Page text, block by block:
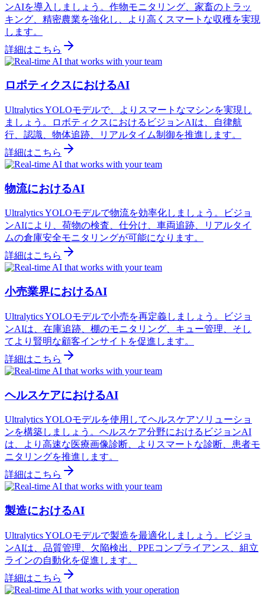
ンAIを導入しましょう。作物モニタリング、家畜のトラッ
キング、精密農業を強化し、より高くスマートな収穫を実現
します。
詳細はこちら
ロボティクスにおけるAI
Ultralytics YOLOモデルで、よりスマートなマシンを実現し
ましょう。ロボティクスにおけるビジョンAIは、自律航
行、認識、物体追跡、リアルタイム制御を推進します。
詳細はこちら
物流におけるAI
Ultralytics YOLOモデルで物流を効率化しましょう。ビジョ
ンAIにより、荷物の検査、仕分け、車両追跡、リアルタイ
ムの倉庫安全モニタリングが可能になります。
詳細はこちら
小売業界におけるAI
Ultralytics YOLOモデルで小売を再定義しましょう。ビジョ
ンAIは、在庫追跡、棚のモニタリング、キュー管理、そし
てより賢明な顧客インサイトを促進します。
詳細はこちら
ヘルスケアにおけるAI
Ultralytics YOLOモデルを使用してヘルスケアソリューショ
ンを構築しましょう。ヘルスケア分野におけるビジョンAI
は、より高速な医療画像診断、よりスマートな診断、患者モ
ニタリングを推進します。
詳細はこちら
製造におけるAI
Ultralytics YOLOモデルで製造を最適化しましょう。ビジョ
ンAIは、品質管理、欠陥検出、PPEコンプライアンス、組立
ラインの自動化を促進します。
詳細はこちら